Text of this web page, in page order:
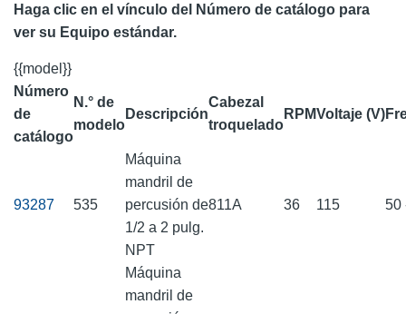
Haga clic en el vínculo del Número de catálogo para
ver su Equipo estándar.
{{model}}
Número
de
catálogo
N.° de
modelo
Descripción
Cabezal
troquelado
RPMVoltaje (V)
93287 535
Máquina
mandril de
percusión de
1/2 a 2 pulg.
NPT
811A 36 115 50
Máquina
mandril de